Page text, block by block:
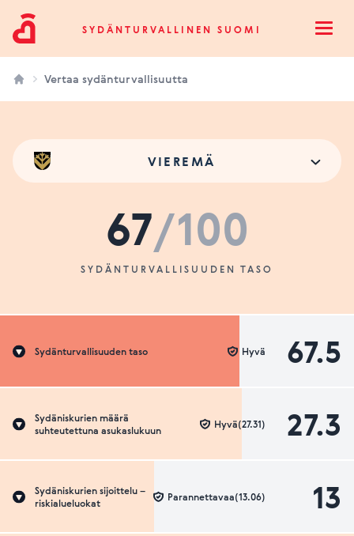
Sydänturvallinen SuomiSYDÄNTURVALLINEN SUOMI
Vertaa sydänturvallisuutta
VIEREMÄ
67/100
SYDÄNTURVALLISUUDEN TASO
Sydänturvallisuuden taso 67.5
Hyvä
Sydäniskurien määrä
suhteutettuna asukaslukuun
27.3
Hyvä(27.31)
Sydäniskurien sijoittelu –
riskialueluokat
13
Parannettavaa(13.06)